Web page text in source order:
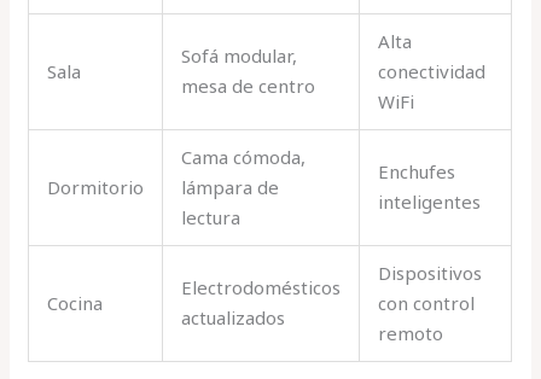
Sala
Sofá modular,
mesa de centro
Alta
conectividad
WiFi
Dormitorio
Cama cómoda,
lámpara de
lectura
Enchufes
inteligentes
Cocina
Electrodomésticos
actualizados
Dispositivos
con control
remoto